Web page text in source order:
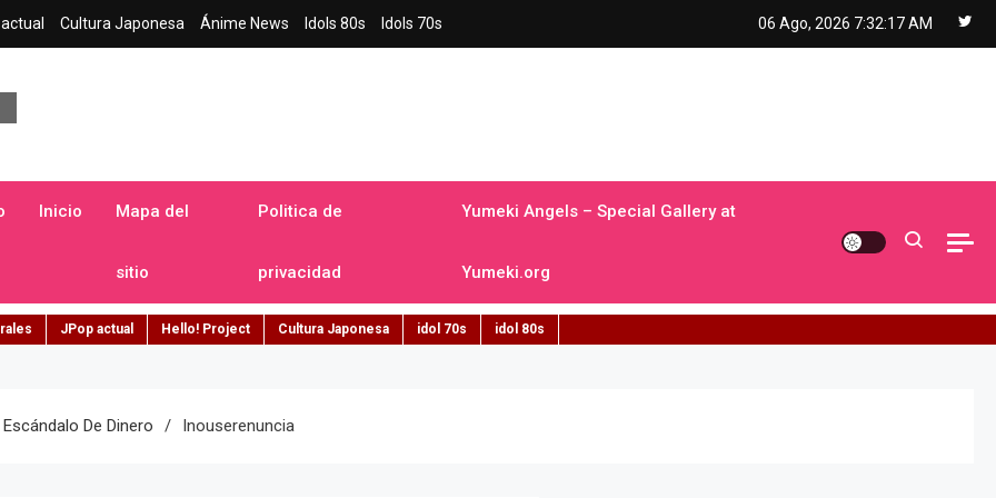
Cultura Japonesa Ánime News Idols 80s Idols 70s 06 Ago, 2026 7:32:18 AM
Inicio Mapa del
sitio
Politica de
privacidad
Yumeki Angels – Special Gallery at
Yumeki.org
JPop actual Hello! Project Cultura Japonesa idol 70s idol 80s
De Dinero Inouserenuncia